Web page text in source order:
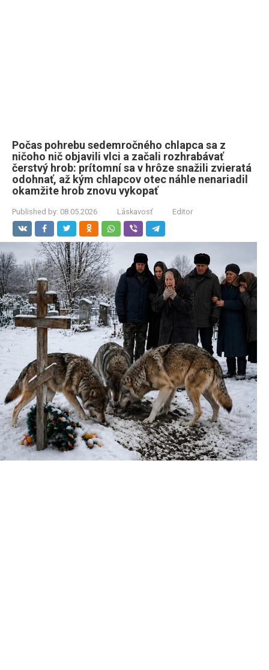
Počas pohrebu sedemročného chlapca sa z
ničoho nič objavili vlci a začali rozhrabávať
čerstvý hrob: prítomní sa v hrôze snažili zvieratá
odohnať, až kým chlapcov otec náhle nenariadil
okamžite hrob znovu vykopať
Published by: 08.05.2026 Láskavosť Editor